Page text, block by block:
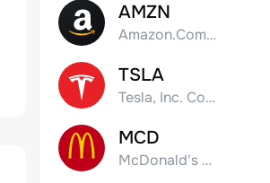
AMZN
Amazon.Com Inc
TSLA
Tesla, Inc. Common Stock
MCD
McDonald's Corporation